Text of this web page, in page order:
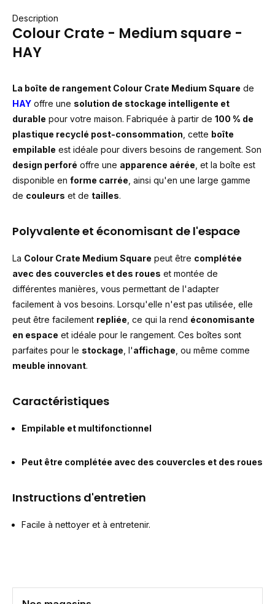
Description
Colour Crate - Medium square -
HAY
La boîte de rangement Colour Crate Medium Square de
HAY offre une solution de stockage intelligente et
durable pour votre maison. Fabriquée à partir de 100 % de
plastique recyclé post-consommation , cette boîte
empilable est idéale pour divers besoins de rangement. Son
design perforé offre une apparence aérée , et la boîte est
disponible en forme carrée , ainsi qu'en une large gamme
de couleurs et de tailles.
Polyvalente et économisant de l'espace
La Colour Crate Medium Square peut être complétée
avec des couvercles et des roues et montée de
différentes manières, vous permettant de l'adapter
facilement à vos besoins. Lorsqu'elle n'est pas utilisée, elle
peut être facilement repliée , ce qui la rend économisante
en espace et idéale pour le rangement. Ces boîtes sont
parfaites pour le stockage , l'affichage , ou même comme
meuble innovant.
Caractéristiques
Empilable et multifonctionnel
Peut être complétée avec des couvercles et des roues
Instructions d'entretien
Facile à nettoyer et à entretenir.